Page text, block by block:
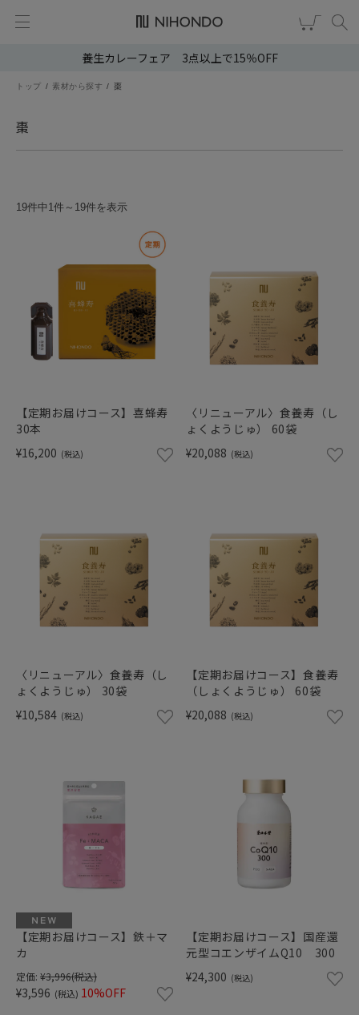
養生カレーフェア 3点以上で15％OFF
トップ 素材から探す 棗
棗
19件中1件～19件を表示
【定期お届けコース】喜蜂寿
30本
¥16,200 (税込)
〈リニューアル〉食養寿（し
ょくようじゅ） 60袋
¥20,088 (税込)
〈リニューアル〉食養寿（し
ょくようじゅ） 30袋
¥10,584 (税込)
【定期お届けコース】食養寿
（しょくようじゅ） 60袋
¥20,088 (税込)
【定期お届けコース】鉄＋マ
カ
定価: ¥3,996(税込)
¥3,596 (税込) 10%OFF
【定期お届けコース】国産還
元型コエンザイムQ10 300
¥24,300 (税込)
新規会員登録 ログイン
ヘア・ボディケア
雑貨
ブランドから選ぶ